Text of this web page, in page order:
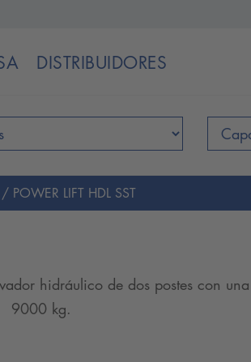
DISTRIBUIDORES
/ POWER LIFT HDL SST
hidráulico de dos postes con
9000 kg.